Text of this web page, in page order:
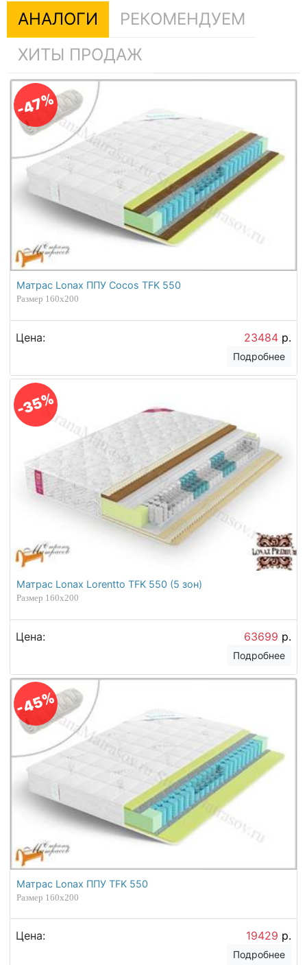
АНАЛОГИ
РЕКОМЕНДУЕМ
ХИТЫ ПРОДАЖ
-47%
Матрас Lonax ППУ Cocos TFK 550
Размер 160х200
Цена: 23484 р.
Подробнее
-35%
Матрас Lonax Lorentto TFK 550 (5 зон)
Размер 160х200
Цена: 63699 р.
Подробнее
-45%
Матрас Lonax ППУ TFK 550
Размер 160х200
Цена: 19429 р.
Подробнее